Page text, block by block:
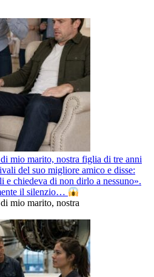
mio marito, nostra figlia di tre anni
del suo migliore amico e disse:
e chiedeva di non dirlo a nessuno».
il silenzio…
mio marito, nostra